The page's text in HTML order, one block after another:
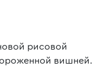
рисовой
вишней.